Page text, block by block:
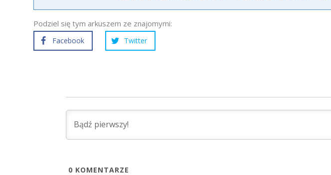
Podziel się tym arkuszem ze znajomymi:
Facebook Twitter
0 KOMENTARZE